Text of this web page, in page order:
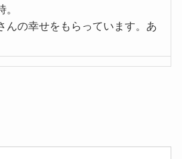
んの幸せをもらっています。あ